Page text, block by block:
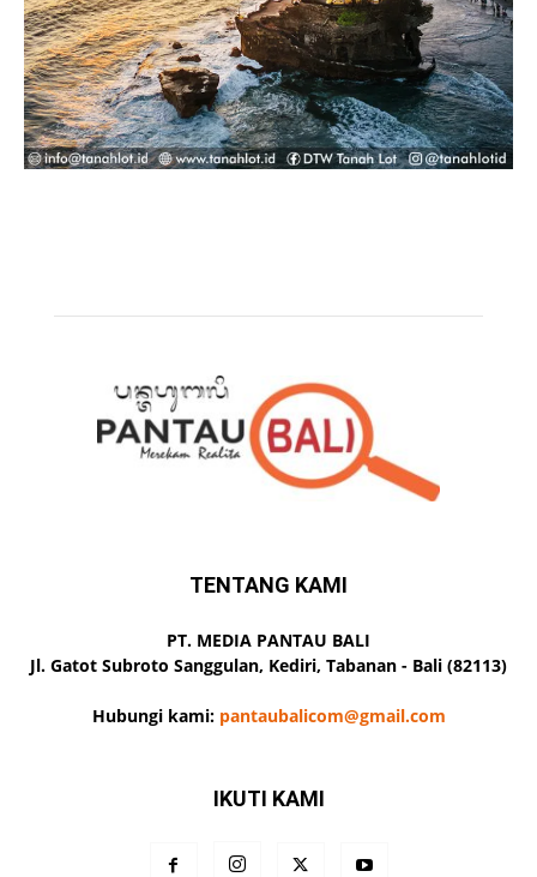
TENTANG KAMI
PT. MEDIA PANTAU BALI
Jl. Gatot Subroto Sanggulan, Kediri, Tabanan - Bali (82113)
Hubungi kami: pantaubalicom@gmail.com
IKUTI KAMI